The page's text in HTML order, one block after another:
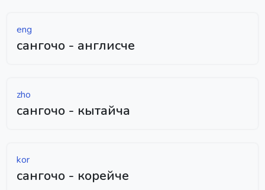
eng
сангочо - англисче
zho
сангочо - кытайча
kor
сангочо - корейче